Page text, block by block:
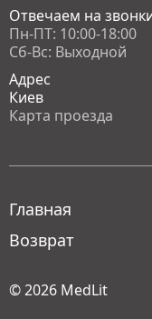
Отвечаем на
Пн-ПТ: 10:00-18:00
Сб-Вс: Выходной
Адрес
Киев
Карта проезда
Главная
Возврат
© 2026 MedLit